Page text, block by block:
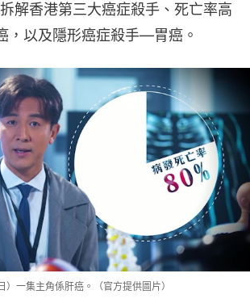
解香港第三大癌症殺手、死亡率高
，以及隱形癌症殺手—胃癌。
）一集主角係肝癌。（官方提供圖片）